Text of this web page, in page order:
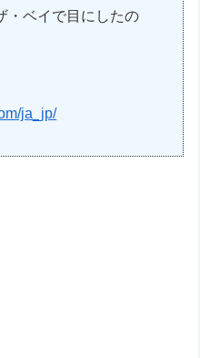
・ベイで目にしたの
ja_jp/